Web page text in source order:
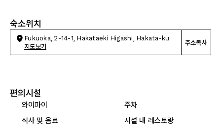
숙소위치
Fukuoka, 2-14-1, Hakataeki Higashi, Hakata-ku
지도보기
주소복사
편의시설
와이파이
주차
식사 및 음료
시설 내 레스토랑